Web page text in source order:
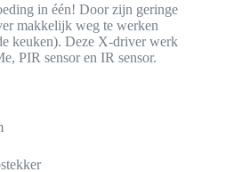
in één! Door zijn geringe
makkelijk weg te werken
keuken). Deze X-driver werk
PIR sensor en IR sensor.